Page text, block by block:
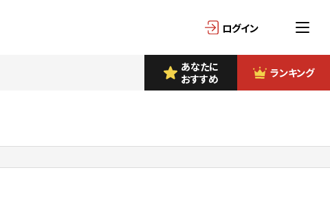
ログイン
あなたに
おすすめ
ランキング